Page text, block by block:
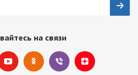
на связи